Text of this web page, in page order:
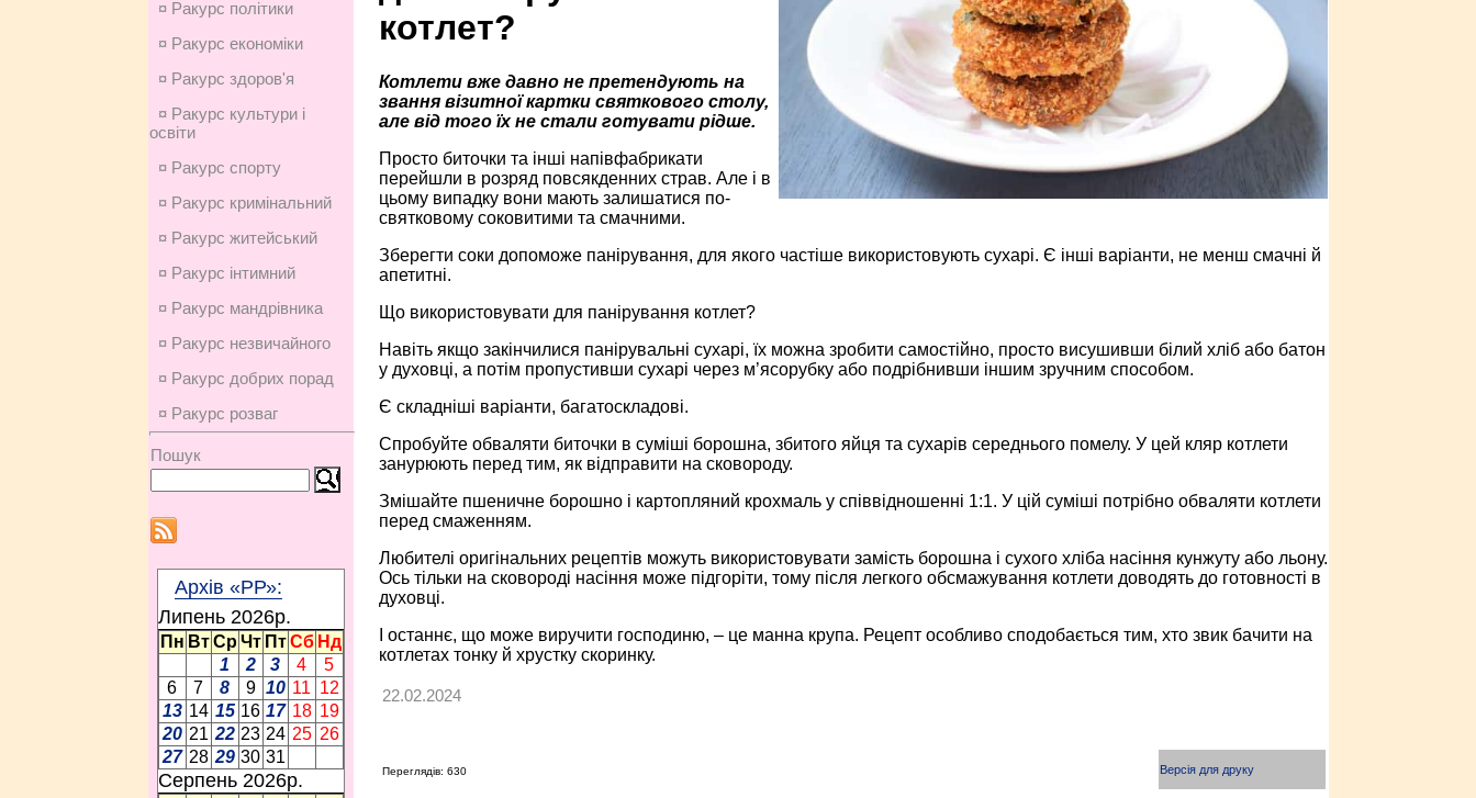
¤ Ракурс політики
¤ Ракурс економiки
¤ Ракурс здоров'я
¤ Ракурс культури і
освіти
¤ Ракурс спорту
¤ Ракурс кримінальний
¤ Ракурс житейський
¤ Ракурс інтимний
¤ Ракурс мандрівника
¤ Ракурс незвичайного
¤ Ракурс добрих порад
¤ Ракурс розваг
Пошук
Архів «РР»:
Липень 2026p.
Пн Вт Ср Чт Пт Сб Нд
1
2 3 4
5
6
7 8 9 10 11 12
13 14 15 16 17 18 19
20 21 22 23 24 25 26
27 28 29 30 31
Серпень 2026p.
котлет?
Котлети вже давно не претендують на
звання візитної картки святкового столу,
але від того їх не стали готувати рідше.
Просто биточки та інші напівфабрикати
перейшли в розряд повсякденних страв. Але і в
цьому випадку вони мають залишатися по-
святковому соковитими та смачними.
Зберегти соки допоможе панірування, для якого частіше використовують сухарі. Є інші варіанти, не менш смачні й
апетитні.
Що використовувати для панірування котлет?
Навіть якщо закінчилися панірувальні сухарі, їх можна зробити самостійно, просто висушивши білий хліб або батон
у духовці, а потім пропустивши сухарі через м’ясорубку або подрібнивши іншим зручним способом.
Є складніші варіанти, багатоскладові.
Спробуйте обваляти биточки в суміші борошна, збитого яйця та сухарів середнього помелу. У цей кляр котлети
занурюють перед тим, як відправити на сковороду.
Змішайте пшеничне борошно і картопляний крохмаль у співвідношенні 1:1. У цій суміші потрібно обваляти котлети
перед смаженням.
Любителі оригінальних рецептів можуть використовувати замість борошна і сухого хліба насіння кунжуту або льону.
Ось тільки на сковороді насіння може підгоріти, тому після легкого обсмажування котлети доводять до готовності в
духовці.
І останнє, що може виручити господиню, – це манна крупа. Рецепт особливо сподобається тим, хто звик бачити на
котлетах тонку й хрустку скоринку.
22.02.2024
Переглядів: 630 Версія для друку